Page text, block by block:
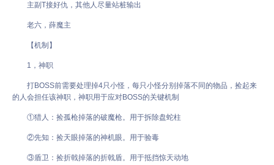
主副T接好仇，其他人尽量站桩输出
老六，薛魔主
【机制】
1，神职
打BOSS前需要处理掉4只小怪，每只小怪分别掉落不同的物品，捡起来
的人会担任该神职，神职用于应对BOSS的关键机制
①猎人：捡孤枪掉落的破魔枪。用于拆除盘蛇柱
②先知：捡天眼掉落的神机眼。用于验毒
③盾卫：捡折戟掉落的折戟盾。用于抵挡惊天动地